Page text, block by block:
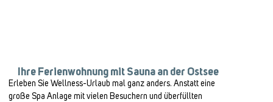
Ihre Ferienwohnung mit Sauna an der Ostsee
Erleben Sie Wellness-Urlaub mal ganz anders. Anstatt eine
große Spa Anlage mit vielen Besuchern und überfüllten